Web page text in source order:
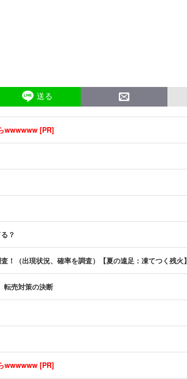
送る
wwwwww [PR]
？
！（出現状況、確率を調査）【夏の遠足：凍てつく残火】
転売対策の決断
wwwwww [PR]